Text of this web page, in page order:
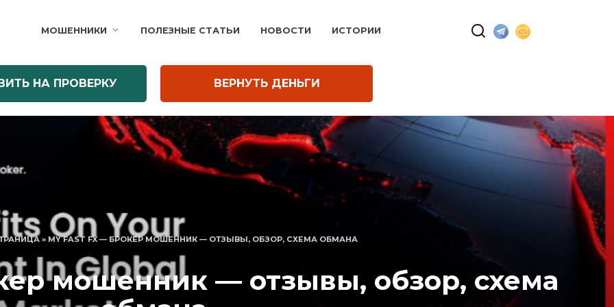
МОШЕННИКИ ПОЛЕЗНЫЕ СТАТЬИ НОВОСТИ ИСТОРИИ
НА ПРОВЕРКУ ВЕРНУТЬ ДЕНЬГИ
» MY FAST FX — БРОКЕР МОШЕННИК — ОТЗЫВЫ, ОБЗОР, СХЕМА ОБМАНА
мошенник — отзывы, обзор, схема